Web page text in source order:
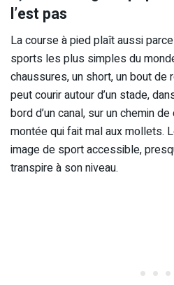
l’est pas
La course à pied plaît aussi
sports les plus simples du
chaussures, un short, un bout de
peut courir autour d’un stade,
bord d’un canal, sur un chemin
montée qui fait mal aux mollets.
image de sport accessible,
transpire à son niveau.